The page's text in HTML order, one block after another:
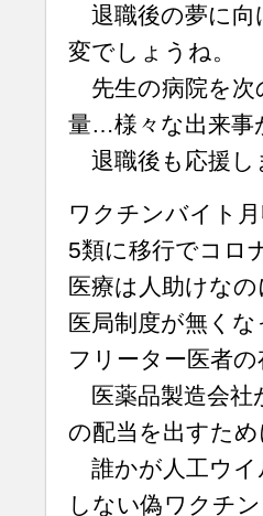
退職後の夢に向
変でしょうね。
先生の病院を次
量…様々な出来事
退職後も応援し
ワクチンバイト
5類に移行でコロ
医療は人助けなの
医局制度が無く
フリーター医者
医薬品製造会社
の配当を出すた
誰かが人工ウイ
しない偽ワクチ